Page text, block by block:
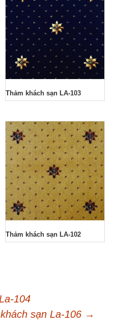
Thảm khách sạn LA-103
Thảm khách sạn LA-102
104
sạn La-106 →